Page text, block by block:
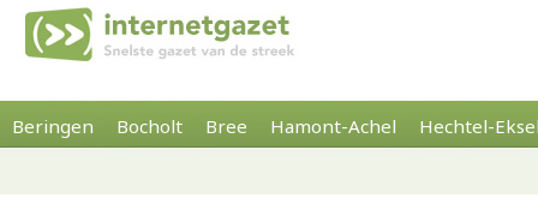
Beringen Bocholt Bree Hamont-Achel Hechtel-